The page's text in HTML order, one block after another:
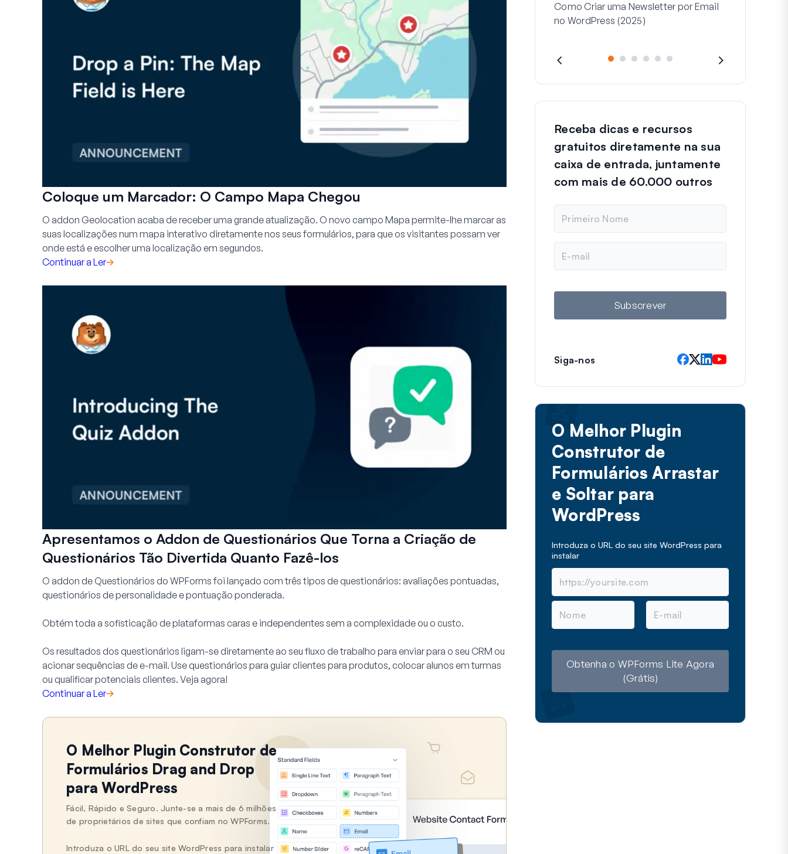
Coloque um Marcador: O Campo Mapa Chegou
O addon Geolocation acaba de receber uma grande atualização. O novo campo Mapa permite-lhe marcar as
suas localizações num mapa interativo diretamente nos seus formulários, para que os visitantes possam ver
onde está e escolher uma localização em segundos.
Continuar a Ler
Apresentamos o Addon de Questionários Que Torna a Criação de
Questionários Tão Divertida Quanto Fazê-los
O addon de Questionários do WPForms foi lançado com três tipos de questionários: avaliações pontuadas,
questionários de personalidade e pontuação ponderada.
Obtém toda a sofisticação de plataformas caras e independentes sem a complexidade ou o custo.
Os resultados dos questionários ligam-se diretamente ao seu fluxo de trabalho para enviar para o seu CRM ou
acionar sequências de e-mail. Use questionários para guiar clientes para produtos, colocar alunos em turmas
ou qualificar potenciais clientes. Veja agora!
Continuar a Ler
O Melhor Plugin Construtor de
Formulários Drag and Drop
para WordPress
Fácil, Rápido e Seguro. Junte-se a mais de 6 milhões
de proprietários de sites que confiam no WPForms.
Introduza o URL do seu site WordPress para instalar
Como Criar uma Newsletter por Email
no WordPress (2025)
Receba dicas e recursos
gratuitos diretamente na sua
caixa de entrada, juntamente
com mais de 60.000 outros
m
e
a
l
Subscrever
Siga-nos
O Melhor Plugin
Construtor de
Formulários Arrastar
e Soltar para
WordPress
Introduza o URL do seu site WordPress para
instalar
N
m
E
a
Obtenha o WPForms Lite Agora
(Grátis)